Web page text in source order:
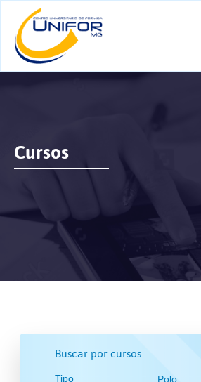
Cursos
Buscar por cursos
Tipo Polo